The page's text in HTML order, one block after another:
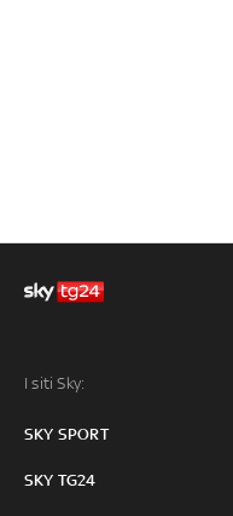
I siti Sky:
SKY SPORT
SKY TG24